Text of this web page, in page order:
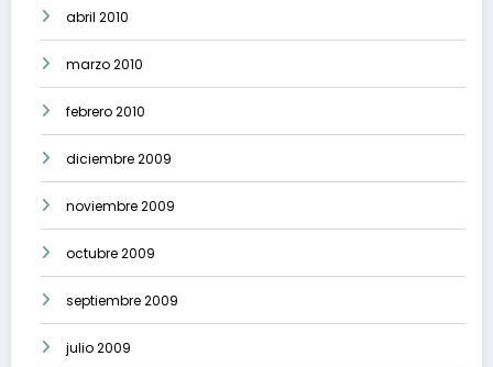
abril 2010
marzo 2010
febrero 2010
diciembre 2009
noviembre 2009
octubre 2009
septiembre 2009
julio 2009